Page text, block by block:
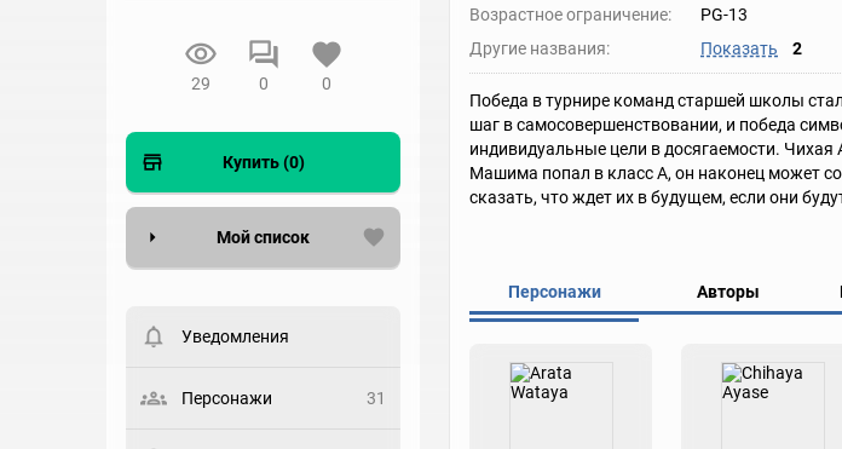
29 0 0
Купить (0)
Мой список
пользователи. Хотите
Статус
Уведомления
Персонажи 31
Возрастное ограничение:
PG-13
Другие названия:
Показать 2
Победа в турнире команд старшей школы
шаг в самосовершенствовании, и победа
индивидуальные цели в досягаемости. Чихая
Машима попал в класс А, он наконец может
сказать, что ждет их в будущем, если они
Персонажи Авторы